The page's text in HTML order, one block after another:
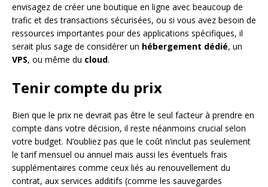
envisagez de créer une boutique en ligne avec beaucoup de
trafic et des transactions sécurisées, ou si vous avez besoin de
ressources importantes pour des applications spécifiques, il
serait plus sage de considérer un hébergement dédié, un
VPS, ou même du cloud.
Tenir compte du prix
Bien que le prix ne devrait pas être le seul facteur à prendre en
compte dans votre décision, il reste néanmoins crucial selon
votre budget. N’oubliez pas que le coût n’inclut pas seulement
le tarif mensuel ou annuel mais aussi les éventuels frais
supplémentaires comme ceux liés au renouvellement du
contrat, aux services additifs (comme les sauvegardes